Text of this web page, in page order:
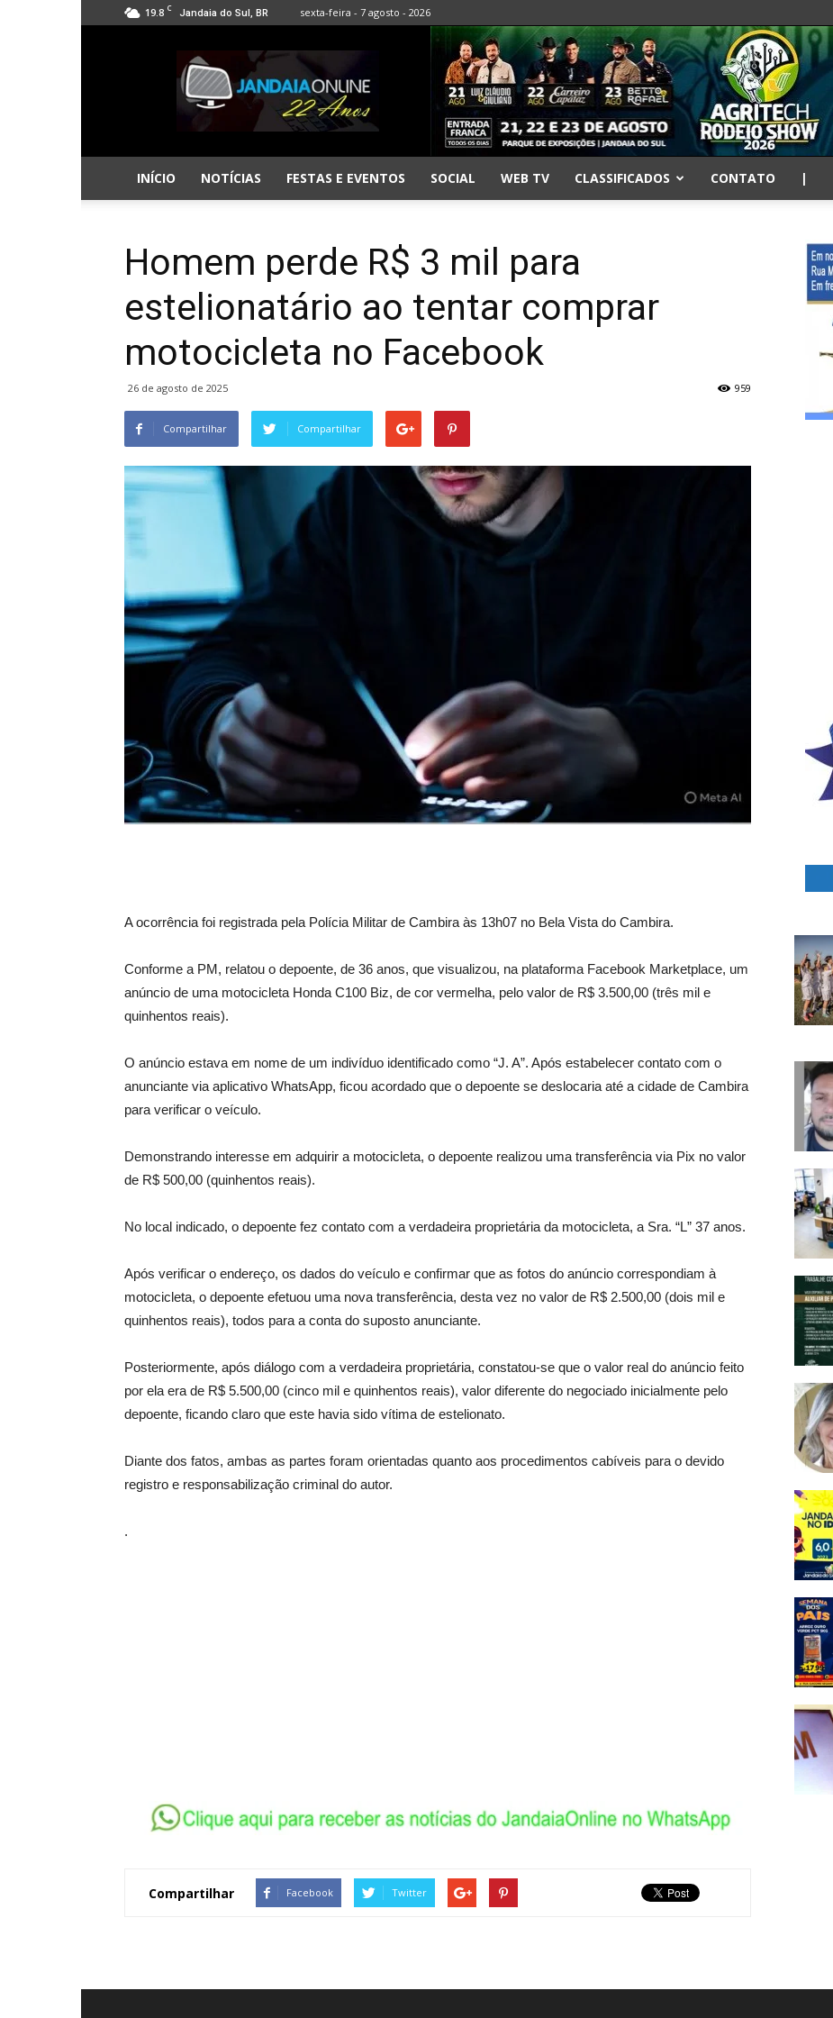
19.8 C Jandaia do Sul, BR sexta-feira - 7 agosto - 2026
Jandaia
Online
INÍCIO NOTÍCIAS FESTAS E EVENTOS SOCIAL WEB TV CLASSIFICADOS CONTATO |
Homem perde R$ 3 mil para
estelionatário ao tentar comprar
motocicleta no Facebook
26 de agosto de 2025 959
Compartilhar Compartilhar
A ocorrência foi registrada pela Polícia Militar de Cambira às 13h07 no Bela Vista do Cambira.
Conforme a PM, relatou o depoente, de 36 anos, que visualizou, na plataforma Facebook Marketplace, um
anúncio de uma motocicleta Honda C100 Biz, de cor vermelha, pelo valor de R$ 3.500,00 (três mil e
quinhentos reais).
O anúncio estava em nome de um indivíduo identificado como “J. A”. Após estabelecer contato com o
anunciante via aplicativo WhatsApp, ficou acordado que o depoente se deslocaria até a cidade de Cambira
para verificar o veículo.
Demonstrando interesse em adquirir a motocicleta, o depoente realizou uma transferência via Pix no valor
de R$ 500,00 (quinhentos reais).
No local indicado, o depoente fez contato com a verdadeira proprietária da motocicleta, a Sra. “L” 37 anos.
Após verificar o endereço, os dados do veículo e confirmar que as fotos do anúncio correspondiam à
motocicleta, o depoente efetuou uma nova transferência, desta vez no valor de R$ 2.500,00 (dois mil e
quinhentos reais), todos para a conta do suposto anunciante.
Posteriormente, após diálogo com a verdadeira proprietária, constatou-se que o valor real do anúncio feito
por ela era de R$ 5.500,00 (cinco mil e quinhentos reais), valor diferente do negociado inicialmente pelo
depoente, ficando claro que este havia sido vítima de estelionato.
Diante dos fatos, ambas as partes foram orientadas quanto aos procedimentos cabíveis para o devido
registro e responsabilização criminal do autor.
.
Compartilhar Facebook Twitter